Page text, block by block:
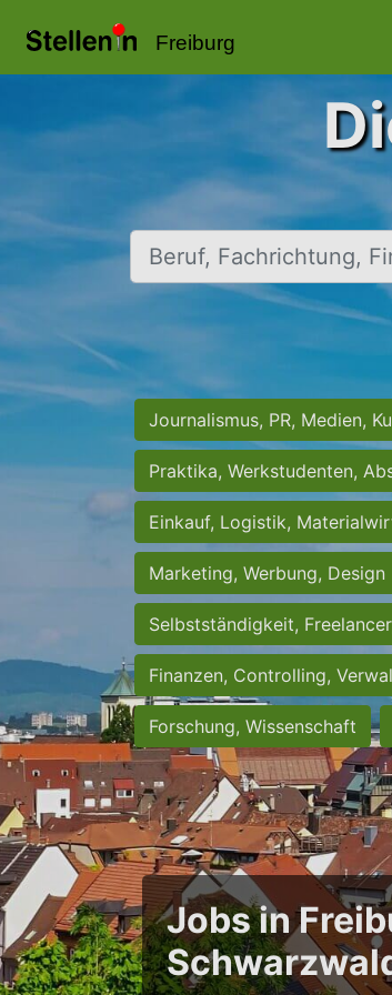
Freiburg
Beruf, Fachrichtung, Firma
Journalismus, PR, Medien,
Praktika, Werkstudenten,
Einkauf, Logistik,
Marketing, Werbung, Design
Selbstständigkeit,
Finanzen, Controlling,
Forschung, Wissenschaft
Jobs in